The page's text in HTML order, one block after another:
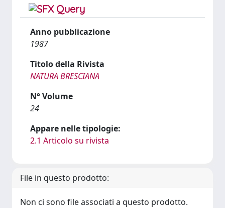
Anno pubblicazione
1987
Titolo della Rivista
NATURA BRESCIANA
N° Volume
24
Appare nelle tipologie:
2.1 Articolo su rivista
File in questo prodotto:
Non ci sono file associati a questo prodotto.